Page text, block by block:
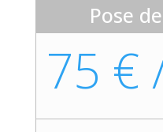
Pose
75 €